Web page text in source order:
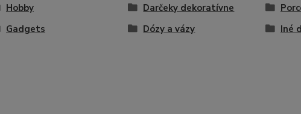
Hobby Darčeky dekoratívne
Gadgets
Dózy a vázy Iné